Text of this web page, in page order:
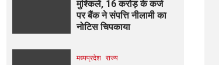
मुश्किलें, ₹16 करोड़ के कर्ज
पर बैंक ने संपत्ति नीलामी का
नोटिस चिपकाया
मध्यप्रदेश राज्य